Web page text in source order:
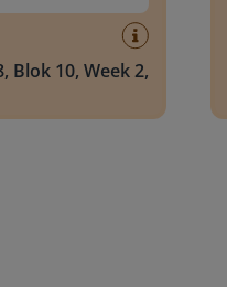
Blok 10, Week 2,